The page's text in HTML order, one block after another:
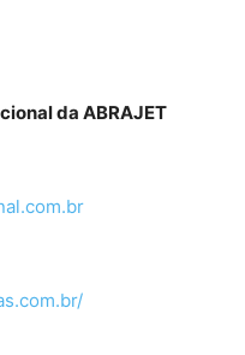
da ABRAJET